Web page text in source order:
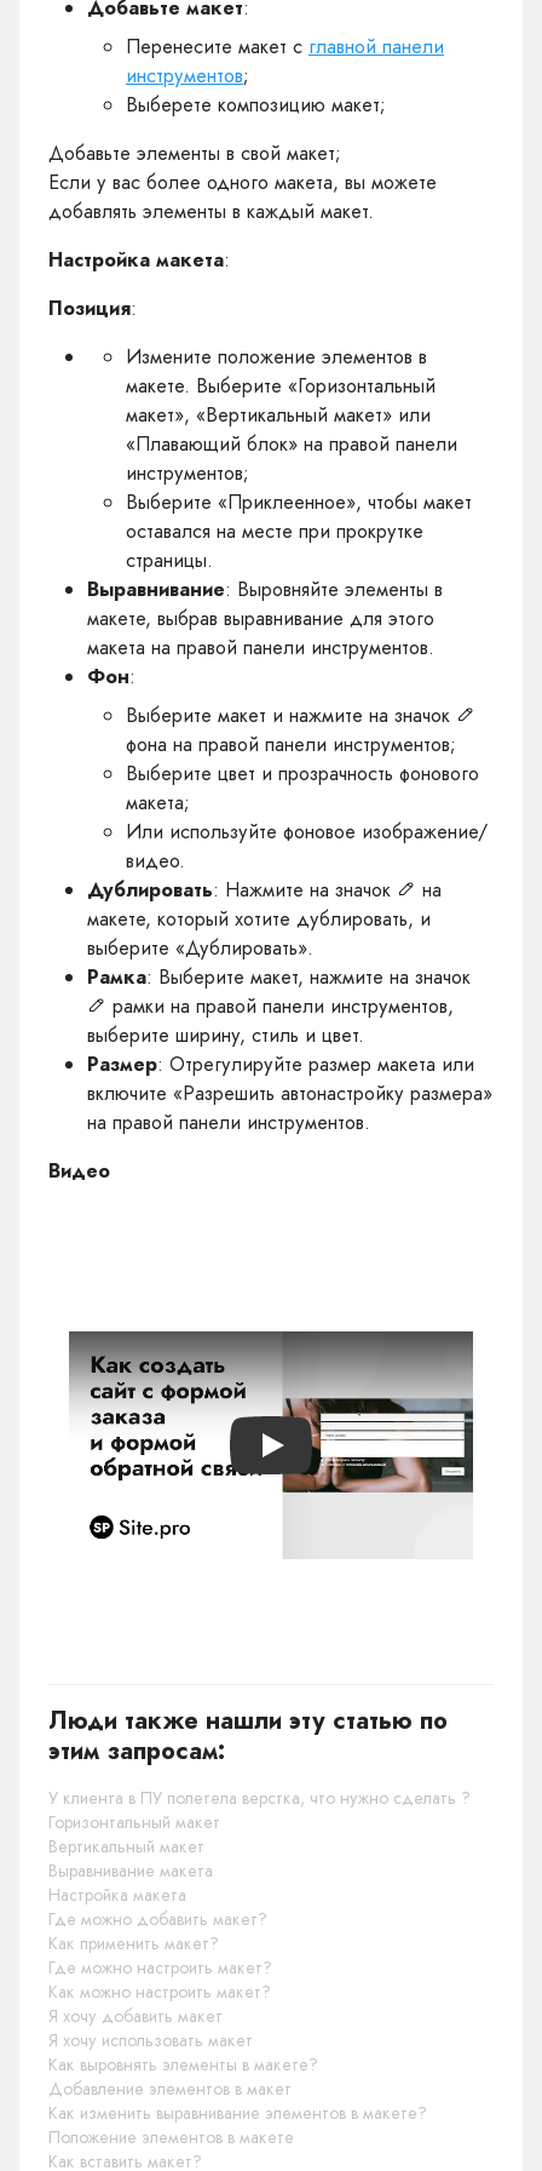
Добавьте макет:
Перенесите макет с главной панели
инструментов;
Выберете композицию макет;
Добавьте элементы в свой макет;
Если у вас более одного макета, вы можете
добавлять элементы в каждый макет.
Настройка макета:
Позиция:
Измените положение элементов в
макете. Выберите «Горизонтальный
макет», «Вертикальный макет» или
«Плавающий блок» на правой панели
инструментов;
Выберите «Приклеенное», чтобы макет
оставался на месте при прокрутке
страницы.
Выравнивание: Выровняйте элементы в
макете, выбрав выравнивание для этого
макета на правой панели инструментов.
Фон:
Выберите макет и нажмите на значок
фона на правой панели инструментов;
Выберите цвет и прозрачность фонового
макета;
Или используйте фоновое изображение/
видео.
Дублировать: Нажмите на значок
на
макете, который хотите дублировать, и
выберите «Дублировать».
Рамка: Выберите макет, нажмите на значок
рамки на правой панели инструментов,
выберите ширину, стиль и цвет.
Размер: Отрегулируйте размер макета или
включите «Разрешить автонастройку размера»
на правой панели инструментов.
Видео
Play
Люди также нашли эту статью по
этим запросам:
У клиента в ПУ полетела верстка, что нужно сделать ?
Горизонтальный макет
Вертикальный макет
Выравнивание макета
Настройка макета
Где можно добавить макет?
Как применить макет?
Где можно настроить макет?
Как можно настроить макет?
Я хочу добавить макет
Я хочу использовать макет
Как выровнять элементы в макете?
Добавление элементов в макет
Как изменить выравнивание элементов в макете?
Положение элементов в макете
Как вставить макет?